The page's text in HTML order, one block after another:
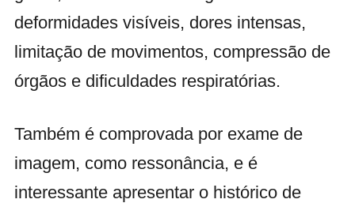
deformidades visíveis, dores intensas,
limitação de movimentos, compressão de
órgãos e dificuldades respiratórias.
Também é comprovada por exame de
imagem, como ressonância, e é
interessante apresentar o histórico de